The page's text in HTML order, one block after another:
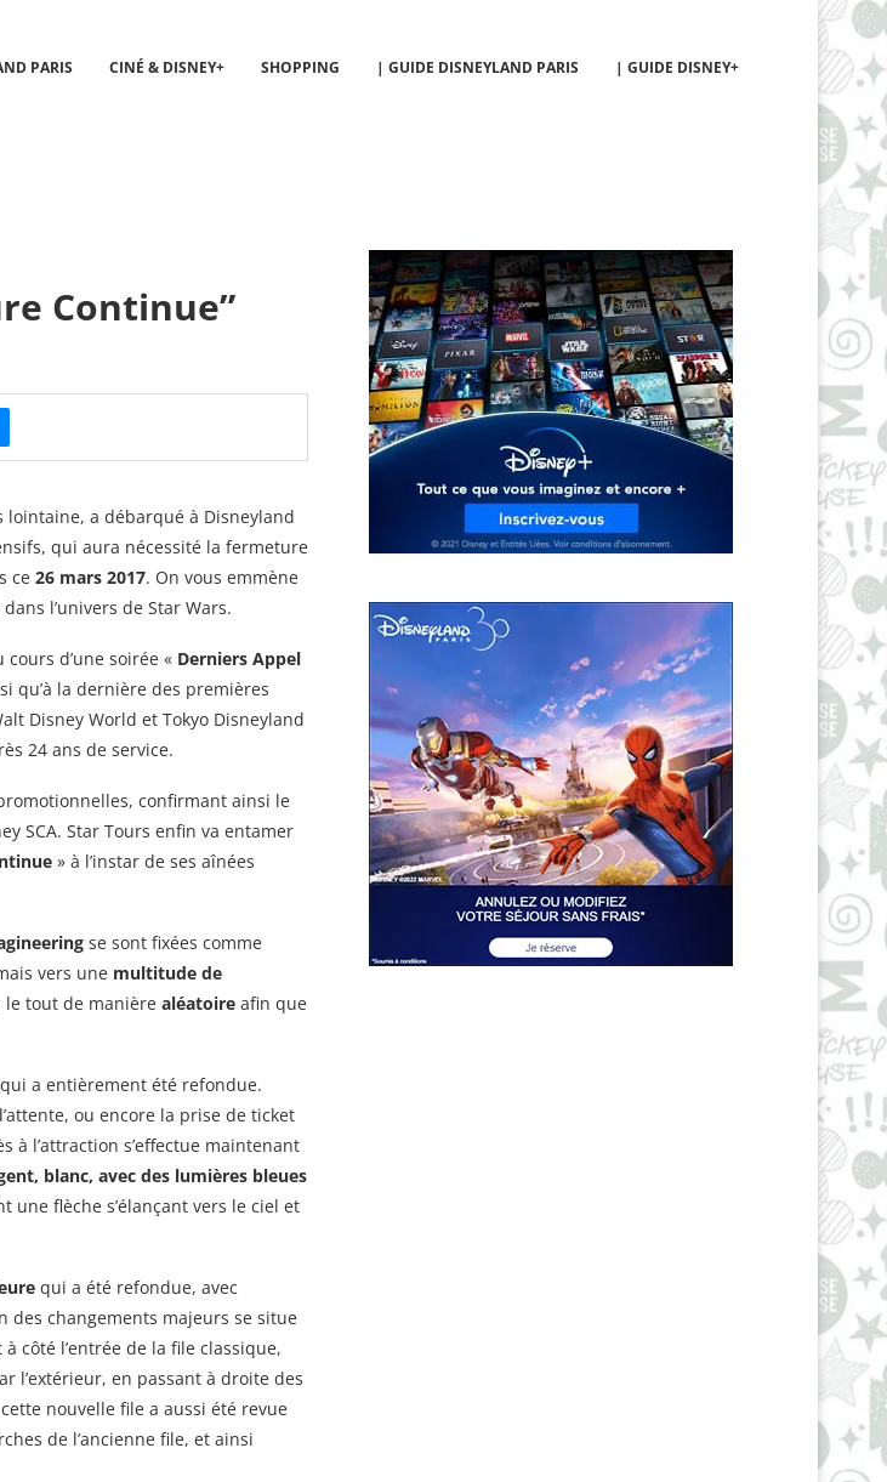
PARIS CINÉ & DISNEY+ SHOPPING | GUIDE DISNEYLAND PARIS | GUIDE DISNEY+
Continue”
lointaine, a débarqué à Disneyland
qui aura nécessité la fermeture
ce 26 mars 2017. On vous emmène
l’univers de Star Wars.
d’une soirée « Derniers Appel
qu’à la dernière des premières
Disney World et Tokyo Disneyland
24 ans de service.
confirmant ainsi le
SCA. Star Tours enfin va entamer
» à l’instar de ses aînées
se sont fixées comme
vers une multitude de
le tout de manière aléatoire afin que
qui a entièrement été refondue.
ou encore la prise de ticket
à l’attraction s’effectue maintenant
blanc, avec des lumières bleues
une flèche s’élançant vers le ciel et
qui a été refondue, avec
des changements majeurs se situe
côté l’entrée de la file classique,
l’extérieur, en passant à droite des
nouvelle file a aussi été revue
de l’ancienne file, et ainsi